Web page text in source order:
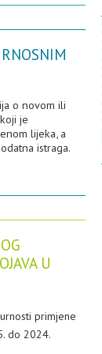
o novom ili
je
lijeka, a
istraga.
U
primjene
do 2024.